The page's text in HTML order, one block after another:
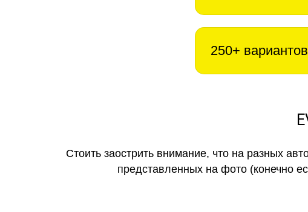
250+
Стоить заострить внимание, что на разных
представленных на фото (конечно